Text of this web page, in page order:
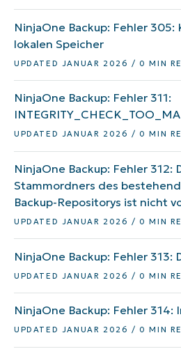
NinjaOne Backup: Fehler
lokalen Speicher
UPDATED JANUAR 2026 / 0 MIN
NinjaOne Backup: Fehler 311:
UPDATED JANUAR 2026 / 0 MIN
NinjaOne Backup: Fehler 312:
Stammordners des
Backup-Repositorys ist nicht
UPDATED JANUAR 2026 / 0 MIN
NinjaOne Backup: Fehler
UPDATED JANUAR 2026 / 0 MIN
NinjaOne Backup: Fehler
UPDATED JANUAR 2026 / 0 MIN